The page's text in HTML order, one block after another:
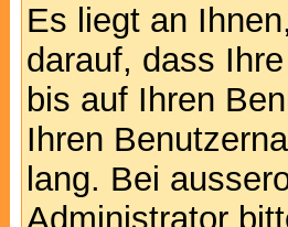
Es liegt an
darauf, dass
bis auf Ihren
Ihren
lang. Bei
Administrator